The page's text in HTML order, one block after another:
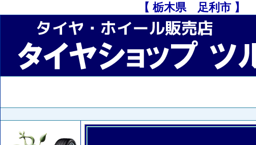
【 栃木県 足利市 】